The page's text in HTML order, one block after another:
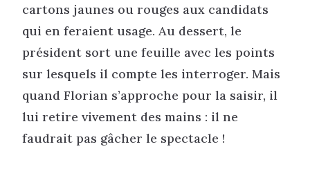
cartons jaunes ou rouges aux candidats
qui en feraient usage. Au dessert, le
président sort une feuille avec les points
sur lesquels il compte les interroger. Mais
quand Florian s’approche pour la saisir, il
lui retire vivement des mains : il ne
faudrait pas gâcher le spectacle !